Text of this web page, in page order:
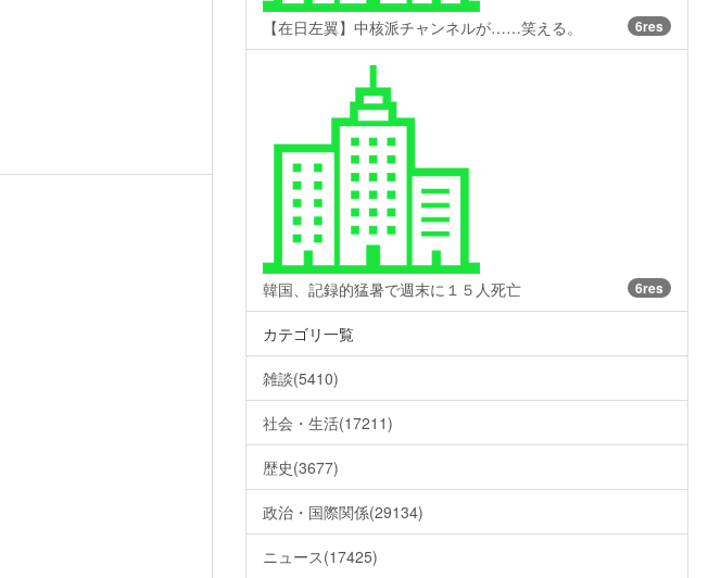
【在日左翼】中核派チャンネルが……笑える。 6res
韓国、記録的猛暑で週末に１５人死亡 6res
カテゴリ一覧
雑談(5410)
社会・生活(17211)
歴史(3677)
政治・国際関係(29134)
ニュース(17425)